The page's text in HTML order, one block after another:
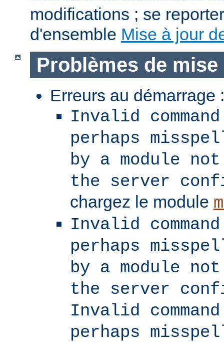
modifications ; se
d'ensemble Mise à jour
Problèmes de
Erreurs au démarrage :
Invalid
perhaps
by a module
the server
chargez le module
Invalid
perhaps
by a module
the server
Invalid
perhaps